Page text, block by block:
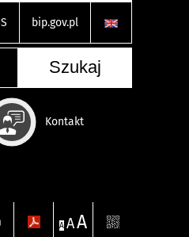
bip.gov.pl
Kontakt
A AA